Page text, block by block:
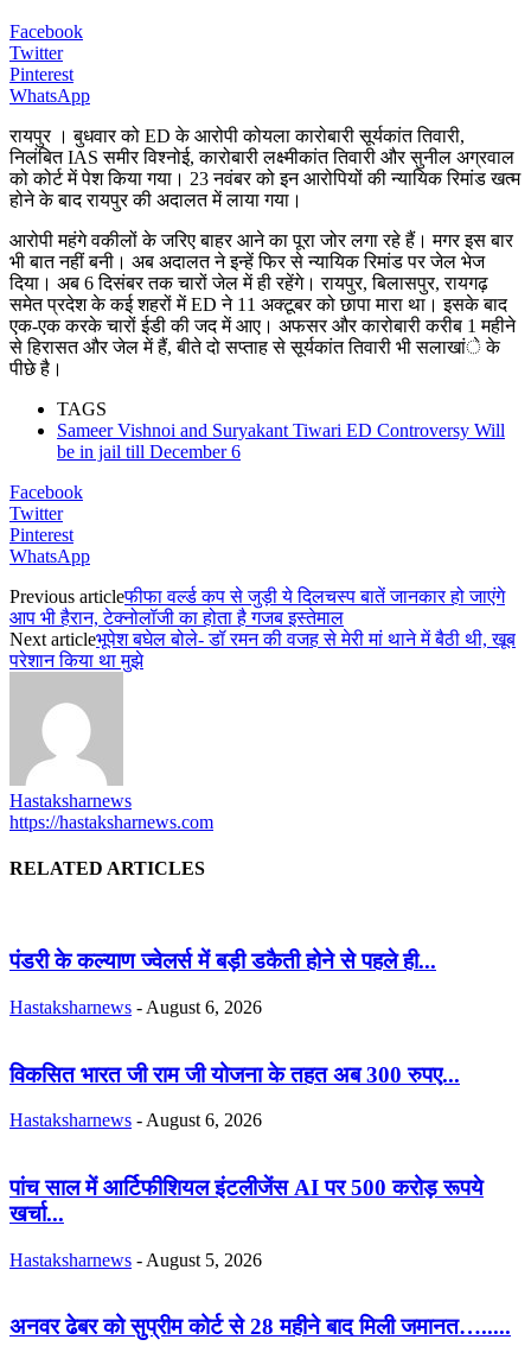
Facebook
Twitter
Pinterest
WhatsApp
रायपुर । बुधवार को ED के आरोपी कोयला कारोबारी सूर्यकांत तिवारी,
निलंबित IAS समीर विश्नोई, कारोबारी लक्ष्मीकांत तिवारी और सुनील अग्रवाल
को कोर्ट में पेश किया गया। 23 नवंबर को इन आरोपियों की न्यायिक रिमांड खत्म
होने के बाद रायपुर की अदालत में लाया गया।
आरोपी महंगे वकीलों के जरिए बाहर आने का पूरा जोर लगा रहे हैं। मगर इस बार
भी बात नहीं बनी। अब अदालत ने इन्हें फिर से न्यायिक रिमांड पर जेल भेज
दिया। अब 6 दिसंबर तक चारों जेल में ही रहेंगे। रायपुर, बिलासपुर, रायगढ़
समेत प्रदेश के कई शहरों में ED ने 11 अक्टूबर को छापा मारा था। इसके बाद
एक-एक करके चारों ईडी की जद में आए। अफसर और कारोबारी करीब 1 महीने
से हिरासत और जेल में हैं, बीते दो सप्ताह से सूर्यकांत तिवारी भी सलाखांे के
पीछे है।
TAGS
Sameer Vishnoi and Suryakant Tiwari ED Controversy Will
be in jail till December 6
Facebook
Twitter
Pinterest
WhatsApp
Previous articleफीफा वर्ल्ड कप से जुड़ी ये दिलचस्प बातें जानकार हो जाएंगे
आप भी हैरान, टेक्नोलॉजी का होता है गजब इस्तेमाल
Next articleभूपेश बघेल बोले- डॉ रमन की वजह से मेरी मां थाने में बैठी थी, खूब
परेशान किया था मुझे
Hastaksharnews
https://hastaksharnews.com
RELATED ARTICLES
पंडरी के कल्याण ज्वेलर्स में बड़ी डकैती होने से पहले ही...
Hastaksharnews - August 6, 2026
विकसित भारत जी राम जी योजना के तहत अब 300 रुपए...
Hastaksharnews - August 6, 2026
पांच साल में आर्टिफीशियल इंटलीजेंस AI पर 500 करोड़ रूपये
खर्चा...
Hastaksharnews - August 5, 2026
अनवर ढेबर को सुप्रीम कोर्ट से 28 महीने बाद मिली जमानत….....